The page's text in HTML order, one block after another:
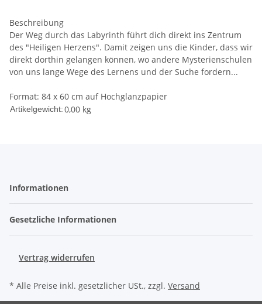
Beschreibung
Der Weg durch das Labyrinth führt dich direkt ins Zentrum
des "Heiligen Herzens". Damit zeigen uns die Kinder, dass wir
direkt dorthin gelangen können, wo andere Mysterienschulen
von uns lange Wege des Lernens und der Suche fordern...
Format: 84 x 60 cm auf Hochglanzpapier
Artikelgewicht:0,00 kg
Informationen
Gesetzliche Informationen
Vertrag widerrufen
* Alle Preise inkl. gesetzlicher USt., zzgl. Versand